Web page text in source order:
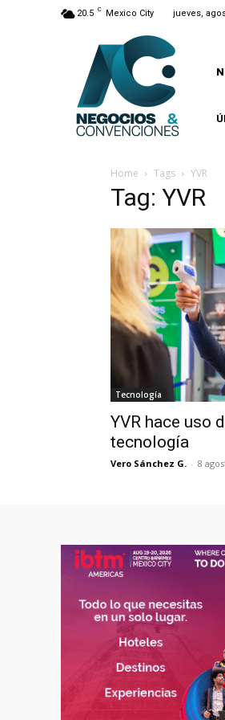
20.5 C Mexico City jueves,
Home Tags YVR
Tag: YVR
Tecnología
YVR hace uso
tecnología
Vero Sánchez G. - 8